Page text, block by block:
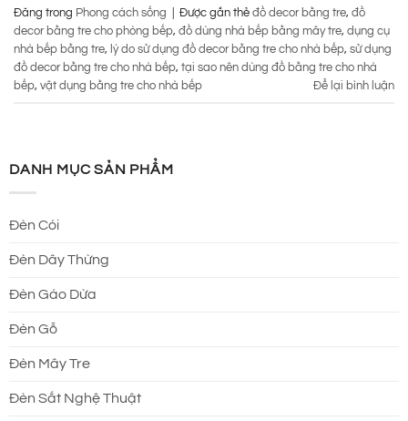
Đăng trong Phong cách sống Được gắn thẻ đồ decor bằng tre, đồ
decor bằng tre cho phòng bếp, đồ dùng nhà bếp bằng mây tre, dụng cụ
nhà bếp bằng tre, lý do sử dụng đồ decor bằng tre cho nhà bếp, sử dụng
đồ decor bằng tre cho nhà bếp, tại sao nên dùng đồ bằng tre cho nhà
bếp, vật dụng bằng tre cho nhà bếp Để lại bình luận
DANH MỤC SẢN PHẨM
Đèn Cói
Đèn Dây Thừng
Đèn Gáo Dừa
Đèn Gỗ
Đèn Mây Tre
Đèn Sắt Nghệ Thuật